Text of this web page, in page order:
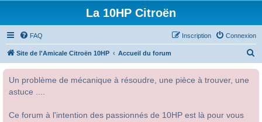
La 10HP Citroën
FAQ Connexion
Inscription
Site de l'Amicale Citroën 10HP Accueil du forum
Un problème de mécanique à résoudre, une pièce à trouver, une
astuce ....
Ce forum à l'intention des passionnés de 10HP est là pour vous